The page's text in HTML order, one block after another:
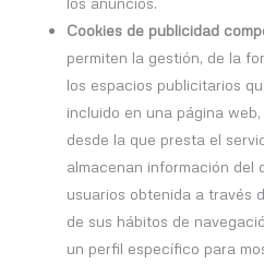
Cookies de publicidad
permiten la gestión, de la
los espacios publicitarios
incluido en una página
desde la que presta el
almacenan información del
usuarios obtenida a través
de sus hábitos de
un perfil específico para